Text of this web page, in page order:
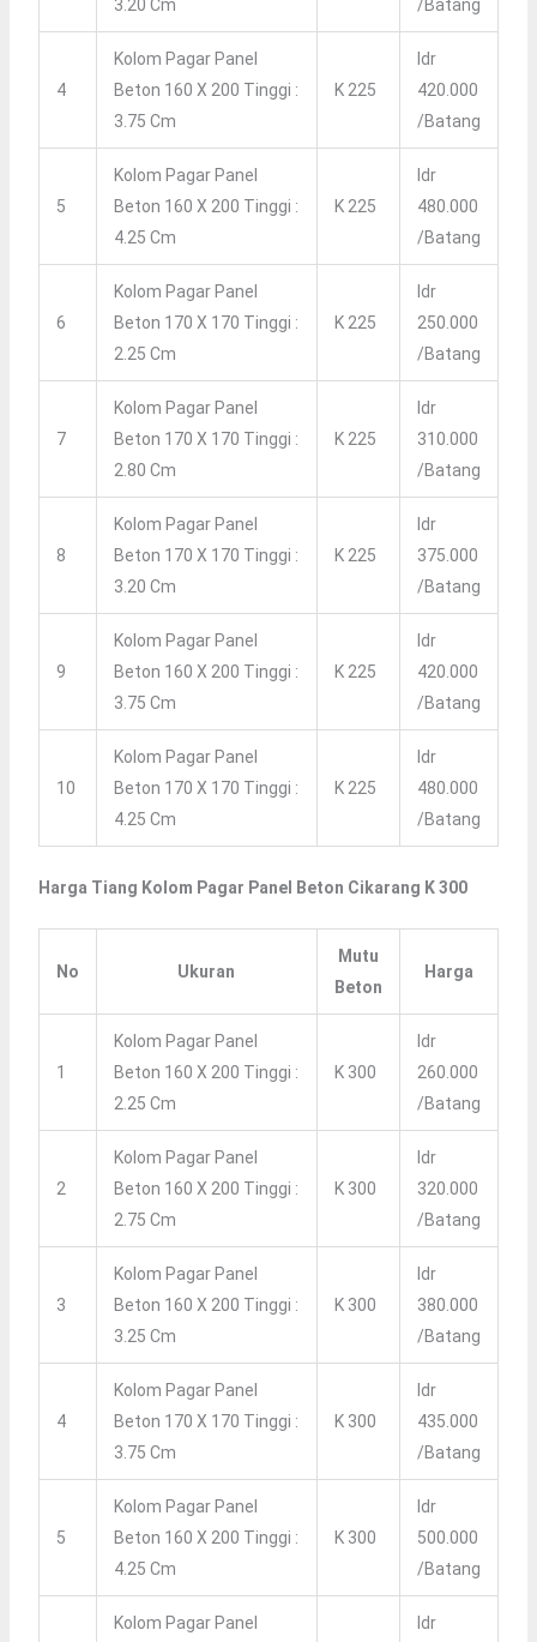
3.20 Cm /batang
4
Kolom Pagar Panel
Beton 160 X 200 Tinggi :
3.75 Cm
K 225
Idr
420.000
/batang
5
Kolom Pagar Panel
Beton 160 X 200 Tinggi :
4.25 Cm
K 225
Idr
480.000
/batang
6
Kolom Pagar Panel
Beton 170 X 170 Tinggi :
2.25 Cm
K 225
Idr
250.000
/batang
7
Kolom Pagar Panel
Beton 170 X 170 Tinggi :
2.80 Cm
K 225
Idr
310.000
/batang
8
Kolom Pagar Panel
Beton 170 X 170 Tinggi :
3.20 Cm
K 225
Idr
375.000
/batang
9
Kolom Pagar Panel
Beton 160 X 200 Tinggi :
3.75 Cm
K 225
Idr
420.000
/batang
10
Kolom Pagar Panel
Beton 170 X 170 Tinggi :
4.25 Cm
K 225
Idr
480.000
/batang
Harga Tiang Kolom Pagar Panel Beton Cikarang K 300
No Ukuran
Mutu
Beton
Harga
1
Kolom Pagar Panel
Beton 160 X 200 Tinggi :
2.25 Cm
K 300
Idr
260.000
/batang
2
Kolom Pagar Panel
Beton 160 X 200 Tinggi :
2.75 Cm
K 300
Idr
320.000
/batang
3
Kolom Pagar Panel
Beton 160 X 200 Tinggi :
3.25 Cm
K 300
Idr
380.000
/batang
4
Kolom Pagar Panel
Beton 170 X 170 Tinggi :
3.75 Cm
K 300
Idr
435.000
/batang
5
Kolom Pagar Panel
Beton 160 X 200 Tinggi :
4.25 Cm
K 300
Idr
500.000
/batang
Kolom Pagar Panel
Idr